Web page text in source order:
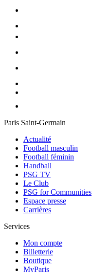
Paris Saint-Germain
Actualité
Football masculin
Football féminin
Handball
PSG TV
Le Club
PSG for Communities
Espace presse
Carrières
Services
Mon compte
Billetterie
Boutique
MyParis